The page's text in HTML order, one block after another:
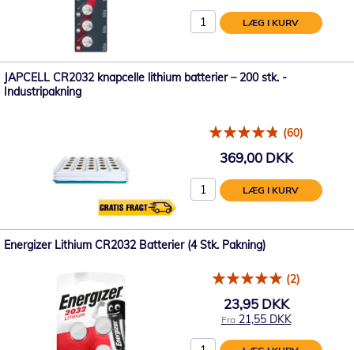
LÆG I KURV
JAPCELL CR2032 knapcelle lithium batterier – 200 stk. -
Industripakning
(60)
369,00 DKK
LÆG I KURV
Energizer Lithium CR2032 Batterier (4 Stk. Pakning)
(2)
23,95 DKK
Fra 21,55 DKK